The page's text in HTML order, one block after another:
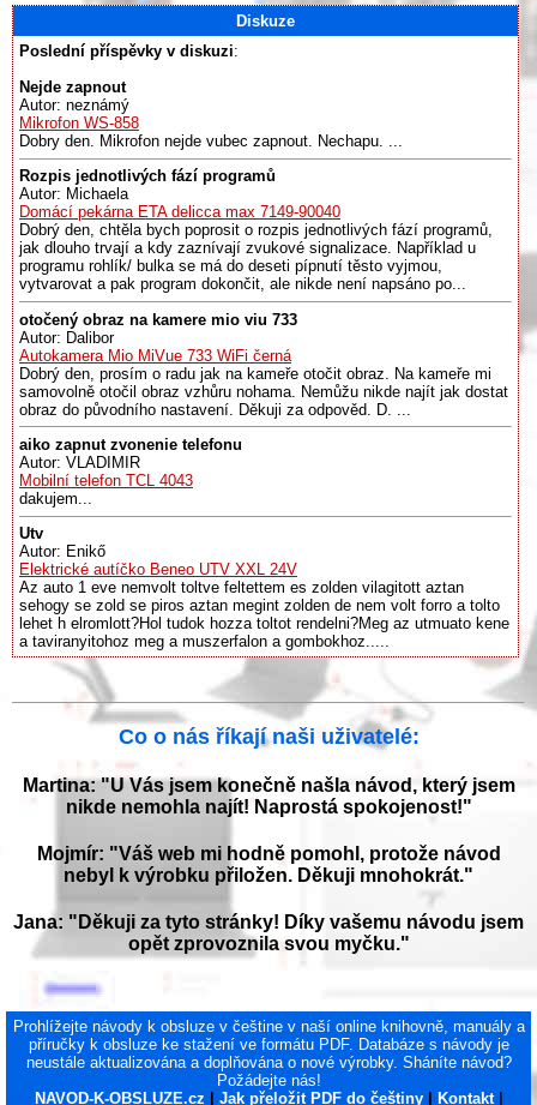
Diskuze
Poslední příspěvky v diskuzi:
Nejde zapnout
Autor: neznámý
Mikrofon WS-858
Dobry den. Mikrofon nejde vubec zapnout. Nechapu. ...
Rozpis jednotlivých fází programů
Autor: Michaela
Domácí pekárna ETA delicca max 7149-90040
Dobrý den, chtěla bych poprosit o rozpis jednotlivých fází programů,
jak dlouho trvají a kdy zaznívají zvukové signalizace. Například u
programu rohlík/ bulka se má do deseti pípnutí těsto vyjmou,
vytvarovat a pak program dokončit, ale nikde není napsáno po...
otočený obraz na kamere mio viu 733
Autor: Dalibor
Autokamera Mio MiVue 733 WiFi černá
Dobrý den, prosím o radu jak na kameře otočit obraz. Na kameře mi
samovolně otočil obraz vzhůru nohama. Nemůžu nikde najít jak dostat
obraz do původního nastavení. Děkuji za odpověd. D. ...
aiko zapnut zvonenie telefonu
Autor: VLADIMIR
Mobilní telefon TCL 4043
dakujem...
Utv
Autor: Enikő
Elektrické autíčko Beneo UTV XXL 24V
Az auto 1 eve nemvolt toltve feltettem es zolden vilagitott aztan
sehogy se zold se piros aztan megint zolden de nem volt forro a tolto
lehet h elromlott?Hol tudok hozza toltot rendelni?Meg az utmuato kene
a taviranyitohoz meg a muszerfalon a gombokhoz.....
Co o nás říkají naši uživatelé:
Martina: "U Vás jsem konečně našla návod, který jsem
nikde nemohla najít! Naprostá spokojenost!"
Mojmír: "Váš web mi hodně pomohl, protože návod
nebyl k výrobku přiložen. Děkuji mnohokrát."
Jana: "Děkuji za tyto stránky! Díky vašemu návodu jsem
opět zprovoznila svou myčku."
Prohlížejte návody k obsluze v češtine v naší online knihovně, manuály a
příručky k obsluze ke stažení ve formátu PDF. Databáze s návody je
neustále aktualizována a doplňována o nové výrobky. Sháníte návod?
Požádejte nás!
NAVOD-K-OBSLUZE.cz
Jak přeložit PDF do češtiny| Kontakt